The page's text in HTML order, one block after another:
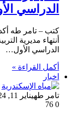
الدراسي
كتب – تامر طه
أنتهاء مديرية
الدراسي الأول…
أكمل القراءة »
اخبار
تامر طهيناير 11, 2024
0